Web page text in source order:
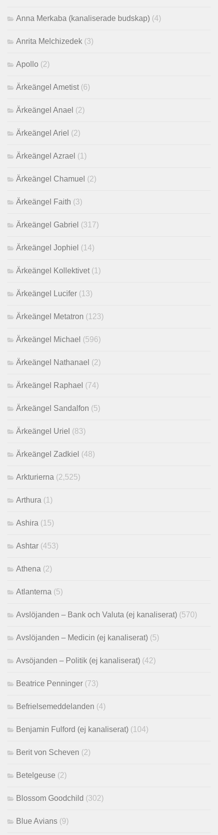
Anna Merkaba (kanaliserade budskap) (4)
Anrita Melchizedek (3)
Apollo (2)
Ärkeängel Ametist (6)
Ärkeängel Anael (2)
Ärkeängel Ariel (2)
Ärkeängel Azrael (1)
Ärkeängel Chamuel (2)
Ärkeängel Faith (3)
Ärkeängel Gabriel (317)
Ärkeängel Jophiel (14)
Ärkeängel Kollektivet (1)
Ärkeängel Lucifer (13)
Ärkeängel Metatron (123)
Ärkeängel Michael (596)
Ärkeängel Nathanael (2)
Ärkeängel Raphael (74)
Ärkeängel Sandalfon (5)
Ärkeängel Uriel (83)
Ärkeängel Zadkiel (48)
Arkturierna (2,525)
Arthura (1)
Ashira (15)
Ashtar (453)
Athena (2)
Atlanterna (5)
Avslöjanden – Bank och Valuta (ej kanaliserat) (570)
Avslöjanden – Medicin (ej kanaliserat) (5)
Avsöjanden – Politik (ej kanaliserat) (42)
Beatrice Penninger (73)
Befrielsemeddelanden (4)
Benjamin Fulford (ej kanaliserat) (104)
Berit von Scheven (2)
Betelgeuse (2)
Blossom Goodchild (302)
Blue Avians (9)